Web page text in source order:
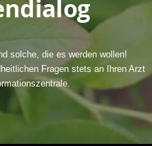
solche, die es werden wollen!
Fragen stets an Ihren Arzt